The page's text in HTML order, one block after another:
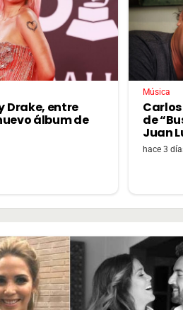
Drake, entre
álbum de
Música
de
Juan
hace 3